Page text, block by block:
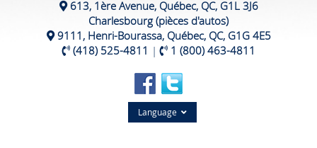
613, 1ère Avenue, Québec, QC, G1L 3J6
Charlesbourg (pièces d'autos)
9111, Henri-Bourassa, Québec, QC, G1G 4E5
(418) 525-4811 | 1 (800) 463-4811
Language